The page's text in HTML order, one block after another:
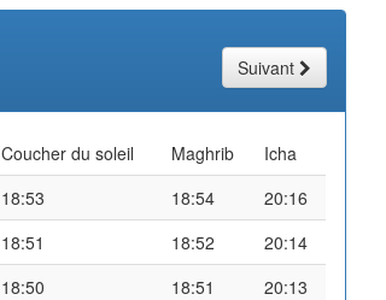
Suivant
Coucher du soleil Maghrib
Icha
18:53 18:54
20:16
18:51 18:52
20:14
18:50 18:51
20:13